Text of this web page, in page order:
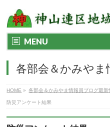
MENU
各部会＆かみやま
HOME » 各部会＆かみやま情報員ブログ最新
防災アンケート結果